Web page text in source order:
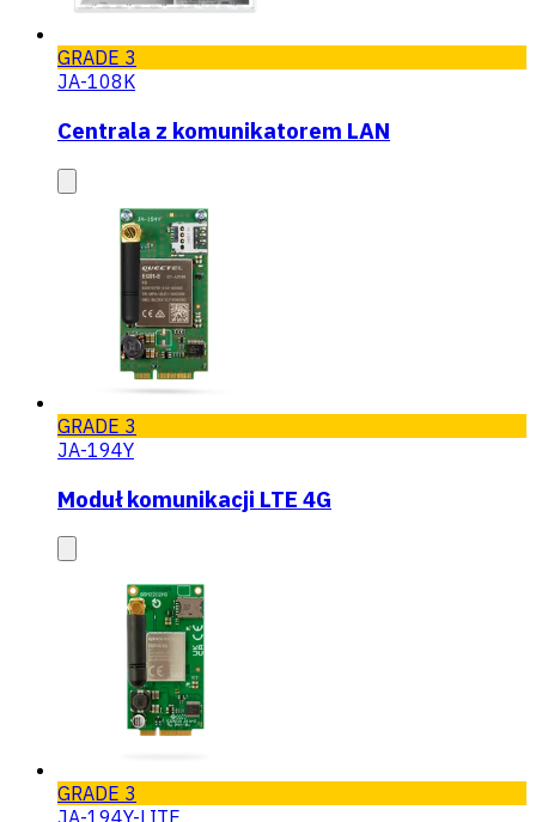
GRADE 3
JA-108K
Centrala z komunikatorem LAN
GRADE 3
JA-194Y
Moduł komunikacji LTE 4G
GRADE 3